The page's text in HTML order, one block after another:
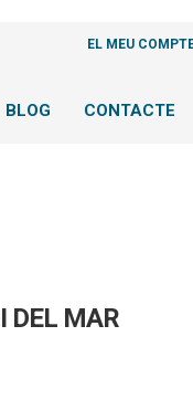
EL MEU
BLOG CONTACTE
DEL MAR